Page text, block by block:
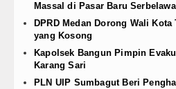
Massal di Pasar Baru
DPRD Medan Dorong Wali
yang Kosong
Kapolsek Bangun Pimpin
Karang Sari
PLN UIP Sumbagut Beri